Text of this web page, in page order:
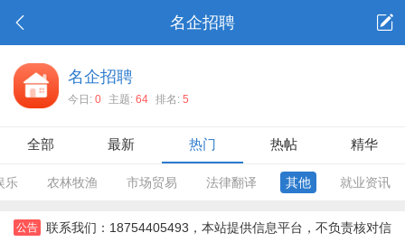
名企招聘
名企招聘
今日: 0 主题: 64 排名: 5
全部 最新 热门 热帖 精华
乐 农林牧渔 市场贸易 法律翻译 其他 就业资讯
公告 联系我们：18754405493，本站提供信息平台，不负责核对信